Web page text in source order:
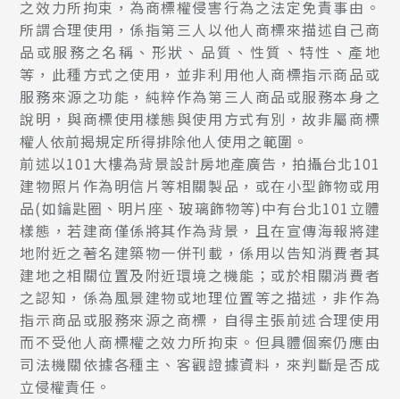
之效力所拘束，為商標權侵害行為之法定免責事由。
所謂合理使用，係指第三人以他人商標來描述自己商
品或服務之名稱、形狀、品質、性質、特性、產地
等，此種方式之使用，並非利用他人商標指示商品或
服務來源之功能，純粹作為第三人商品或服務本身之
說明，與商標使用樣態與使用方式有別，故非屬商標
權人依前揭規定所得排除他人使用之範圍。
前述以101大樓為背景設計房地產廣告，拍攝台北101
建物照片作為明信片等相關製品，或在小型飾物或用
品(如鑰匙圈、明片座、玻璃飾物等)中有台北101立體
樣態，若建商僅係將其作為背景，且在宣傳海報將建
地附近之著名建築物一併刊載，係用以告知消費者其
建地之相關位置及附近環境之機能；或於相關消費者
之認知，係為風景建物或地理位置等之描述，非作為
指示商品或服務來源之商標，自得主張前述合理使用
而不受他人商標權之效力所拘束。但具體個案仍應由
司法機關依據各種主、客觀證據資料，來判斷是否成
立侵權責任。